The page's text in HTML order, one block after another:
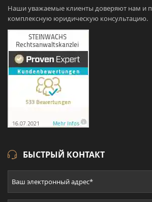
Наши уважаемые клиенты доверяют нам и
комплексную юридическую консультацию.
БЫСТРЫЙ КОНТАКТ